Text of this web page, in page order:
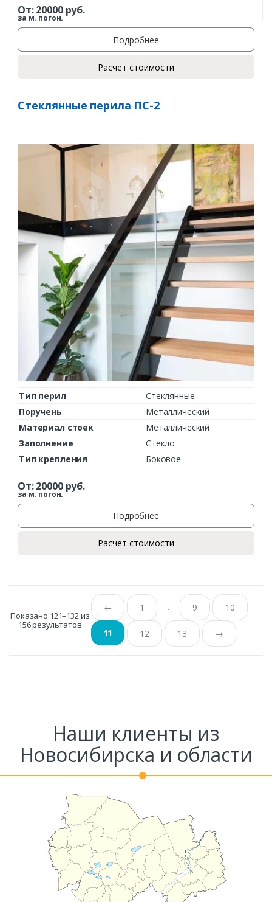
От:20000руб.
за м. погон.
Подробнее
Расчет стоимости
Стеклянные перила ПС-2
Тип перил
Стеклянные
Поручень
Металлический
Материал стоек
Металлический
Заполнение
Стекло
Тип крепления
Боковое
От:20000руб.
за м. погон.
Подробнее
Расчет стоимости
Показано 121–132 из
156 результатов
← 1 … 9 10
11 12 13 →
Наши клиенты из
Новосибирска и области